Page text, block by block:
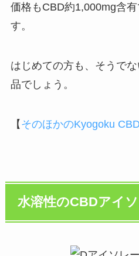
価格もCBD約1,000mg含
す。
はじめての方も、そうで
品でしょう。
【 そのほかのKyogoku
水溶性のCBDアイ